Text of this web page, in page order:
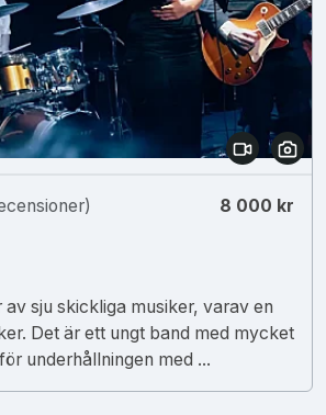
8 000 kr
sju skickliga musiker, varav en
Det är ett ungt band med mycket
underhållningen med ...